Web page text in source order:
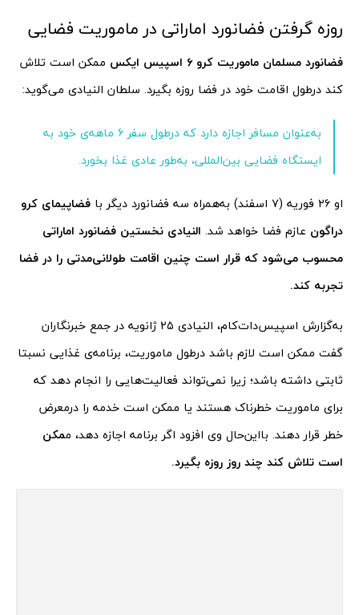
روزه گرفتن فضانورد اماراتی در ماموریت فضایی
فضانورد مسلمان ماموریت کرو ۶ اسپیس ایکس
ممکن است تلاش
کند درطول اقامت خود در فضا روزه بگیرد. سلطان النیادی می‌گوید:
به‌عنوان مسافر اجازه دارد که درطول سفر ۶ ماهه‌ی خود به
ایستگاه فضایی بین‌المللی، به‌طور عادی غذا بخورد.
او ۲۶ فوریه (۷ اسفند) به‌همراه سه فضانورد دیگر با
فضاپیمای کرو
دراگون عازم فضا خواهد شد. النیادی نخستین فضانورد اماراتی
محسوب می‌شود که قرار است چنین اقامت طولانی‌مدتی را در فضا
تجربه کند.
به‌گزارش اسپیس‌دات‌کام، النیادی ۲۵ ژانویه در جمع خبرنگاران
گفت ممکن است لازم باشد درطول ماموریت، برنامه‌ی غذایی نسبتا
ثابتی داشته باشد؛ زیرا نمی‌تواند فعالیت‌هایی را انجام دهد که
برای ماموریت خطرناک هستند یا ممکن است خدمه را درمعرض
خطر قرار دهند. بااین‌حال وی افزود اگر برنامه اجازه دهد، ممکن
است تلاش کند چند روز روزه بگیرد.